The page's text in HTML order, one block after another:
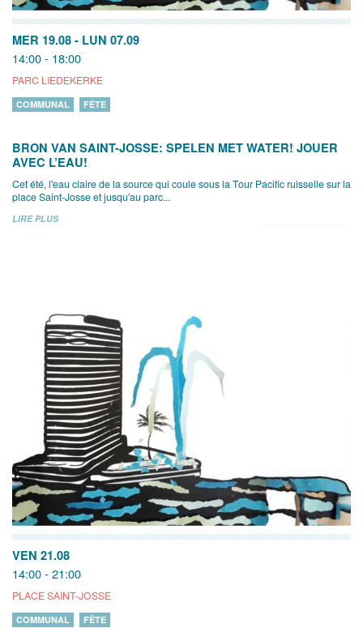
MER 19.08 - LUN 07.09
14:00 - 18:00
PARC LIEDEKERKE
COMMUNAL FÊTE
BRON VAN SAINT-JOSSE: SPELEN MET WATER! JOUER
AVEC L’EAU!
Cet été, l'eau claire de la source qui coule sous la Tour Pacific ruisselle sur la
place Saint-Josse et jusqu'au parc...
LIRE PLUS
VEN 21.08
14:00 - 21:00
PLACE SAINT-JOSSE
COMMUNAL FÊTE